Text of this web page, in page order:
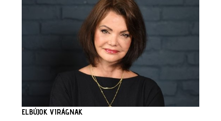
ELBÚJOK VIRÁGNAK